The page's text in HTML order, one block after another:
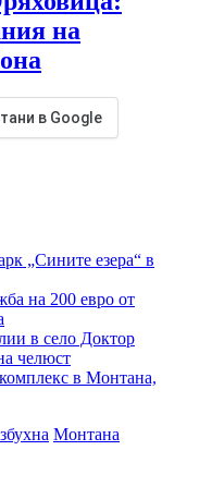
на
в Google
„Сините езера“ в
на 200 евро от
в село Доктор
челюст
в Монтана,
Монтана